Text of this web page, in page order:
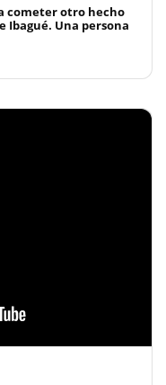
cometer otro hecho
Ibagué. Una persona